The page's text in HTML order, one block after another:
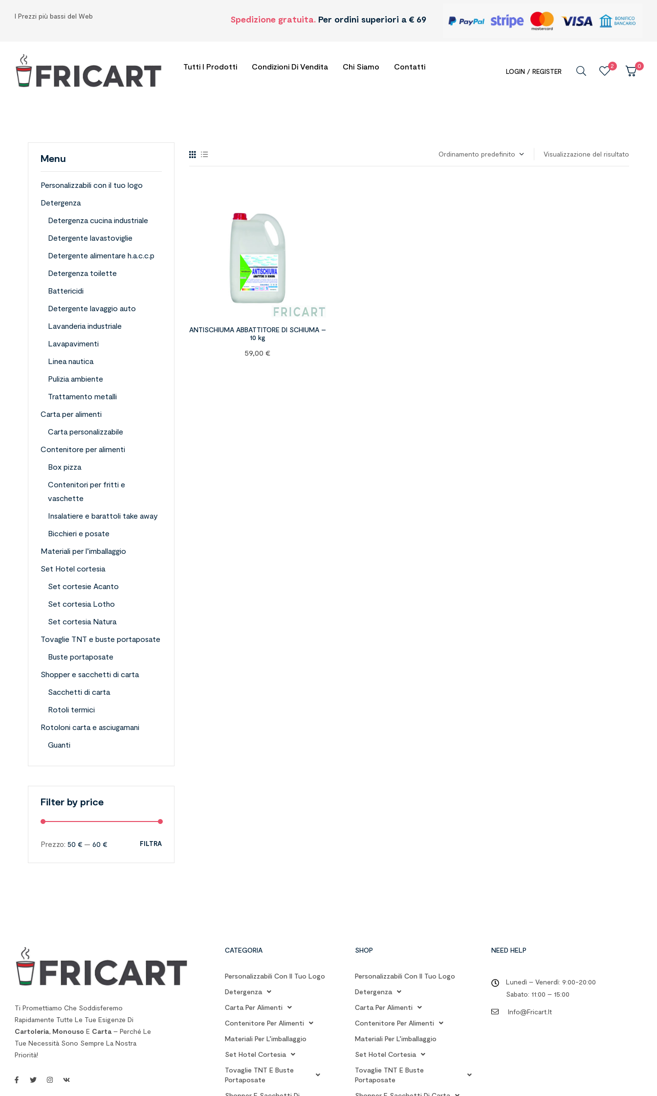
I Prezzi più bassi del Web Spedizione gratuita. Per ordini superiori a € 69
Tutti I Prodotti Condizioni Di Vendita Chi Siamo Contatti
LOGIN / REGISTER
2 0
Visualizzazione del risultato
ANTISCHIUMA ABBATTITORE DI SCHIUMA –
10 kg
59,00€
Menu
Personalizzabili con il tuo logo
Detergenza
Detergenza cucina industriale
Detergente lavastoviglie
Detergente alimentare h.a.c.c.p
Detergenza toilette
Battericidi
Detergente lavaggio auto
Lavanderia industriale
Lavapavimenti
Linea nautica
Pulizia ambiente
Trattamento metalli
Carta per alimenti
Carta personalizzabile
Contenitore per alimenti
Box pizza
Contenitori per fritti e
vaschette
Insalatiere e barattoli take away
Bicchieri e posate
Materiali per l’imballaggio
Set Hotel cortesia
Set cortesie Acanto
Set cortesia Lotho
Set cortesia Natura
Tovaglie TNT e buste portaposate
Buste portaposate
Shopper e sacchetti di carta
Sacchetti di carta
Rotoli termici
Rotoloni carta e asciugamani
Guanti
Filter by price
FILTRA
Prezzo: 50 € — 60 €
Ti Promettiamo Che Soddisferemo
Rapidamente Tutte Le Tue Esigenze Di
Cartoleria, Monouso E Carta – Perché Le
Tue Necessità Sono Sempre La Nostra
Priorità!
CATEGORIA
Personalizzabili Con Il Tuo Logo
Detergenza
Carta Per Alimenti
Contenitore Per Alimenti
Materiali Per L’imballaggio
Set Hotel Cortesia
Tovaglie TNT E Buste
Portaposate
SHOP
Personalizzabili Con Il Tuo Logo
Detergenza
Carta Per Alimenti
Contenitore Per Alimenti
Materiali Per L’imballaggio
Set Hotel Cortesia
Tovaglie TNT E Buste
Portaposate
NEED HELP
Lunedì – Venerdì: 9:00-20:00
Sabato: 11:00 – 15:00
Info@fricart.it